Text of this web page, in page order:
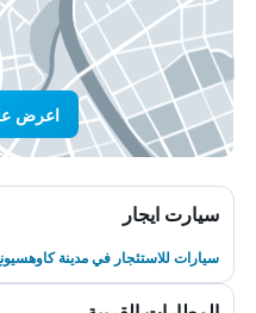
اعرض
سيارت ايجار
سيارات للاستئجار في مدينة